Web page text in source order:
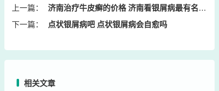
上一篇：
济南治疗牛皮癣的价格 济南看银屑病最有名的中医
下一篇：
点状银屑病吧 点状银屑病会自愈吗
相关文章